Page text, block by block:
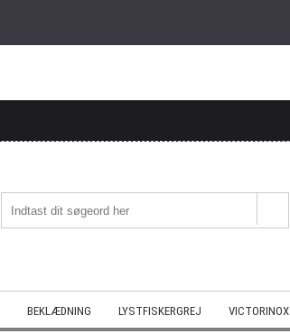
BEKLÆDNING LYSTFISKERGREJ VICTORINOX